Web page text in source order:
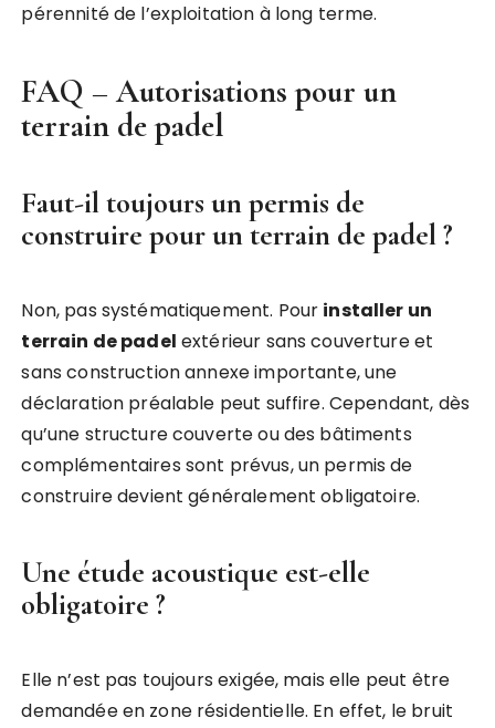
pérennité de l’exploitation à long terme.
FAQ – Autorisations pour un
terrain de padel
Faut-il toujours un permis de
construire pour un terrain de padel ?
Non, pas systématiquement. Pour installer un
terrain de padel extérieur sans couverture et
sans construction annexe importante, une
déclaration préalable peut suffire. Cependant, dès
qu’une structure couverte ou des bâtiments
complémentaires sont prévus, un permis de
construire devient généralement obligatoire.
Une étude acoustique est-elle
obligatoire ?
Elle n’est pas toujours exigée, mais elle peut être
demandée en zone résidentielle. En effet, le bruit